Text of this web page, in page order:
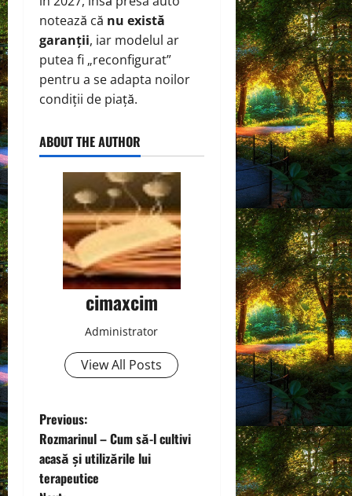
notează că nu există
garanții, iar modelul ar
putea fi „reconfigurat”
pentru a se adapta noilor
condiții de piață.
ABOUT THE AUTHOR
cimaxcim
Administrator
View All Posts
P
o
Previous:
Rozmarinul – Cum să-l cultivi
acasă și utilizările lui
terapeutice